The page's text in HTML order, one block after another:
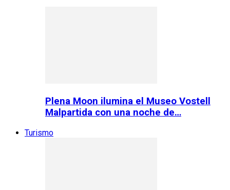
Plena Moon ilumina el Museo Vostell
Malpartida con una noche de…
Turismo